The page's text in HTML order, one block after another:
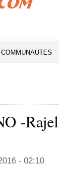
COMMUNAUTES
-
- 02:10